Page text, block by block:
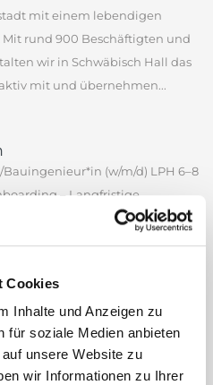
Cookies
Inhalte und Anzeigen zu
für soziale Medien anbieten
unsere Website zu
wir Informationen zu Ihrer
mit einem lebendigen
rund 900 Beschäftigten und
wir in Schwäbisch Hall das
mit und übernehmen...
(w/m/d) LPH 6–8
– Langfristige
–
Bau...
Pädiatrie
w/d) 60 - 100% (Psychiatrie oder